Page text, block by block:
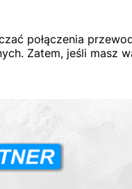
połączenia
Zatem, jeśli masz